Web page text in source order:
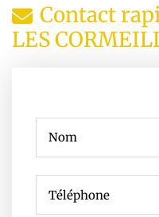
Contact
LES